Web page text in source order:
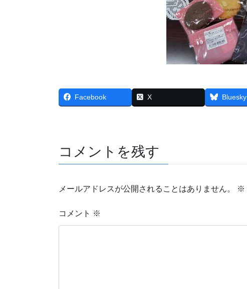
Facebook X Bluesky
コメントを残す
メールアドレスが公開されることはありません。 ※
コメント ※